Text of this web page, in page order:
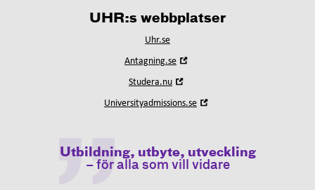
UHR:s webbplatser
Uhr.se
Antagning.se
fönster
Studera.nu
nytt
Universityadmissions.se
Utbildning, utbyte, utveckling
– för alla som vill vidare